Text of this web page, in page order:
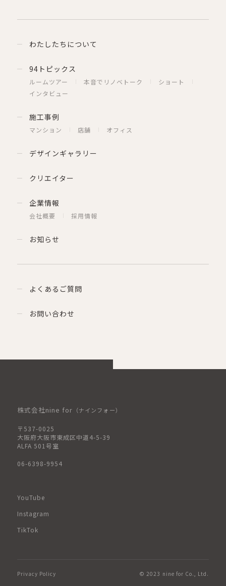
わたしたちについて
94トピックス
ルームツアー 本音でリノベトーク
ショート
インタビュー
施工事例
マンション 店舗 オフィス
デザインギャラリー
クリエイター
企業情報
会社概要 採用情報
お知らせ
よくあるご質問
お問い合わせ
株式会社nine for （ナインフォー）
〒537-0025
大阪府大阪市東成区中道4-5-39
ALFA 501号室
06-6398-9954
YouTube
Instagram
TikTok
Privacy Policy © 2023 nine for Co., Ltd.